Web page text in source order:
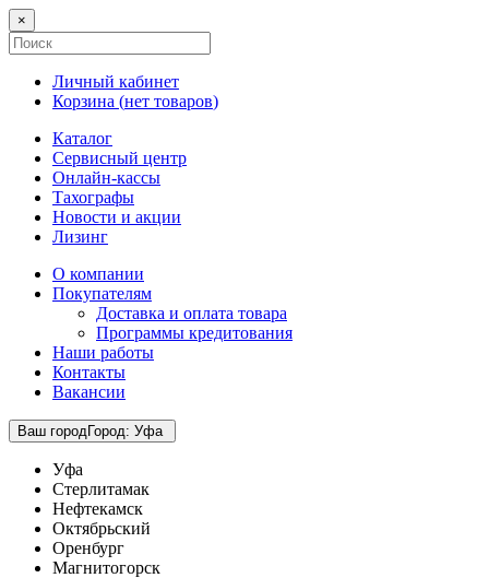
×
Личный кабинет
Корзина (нет товаров)
Каталог
Сервисный центр
Онлайн-кассы
Тахографы
Новости и акции
Лизинг
О компании
Покупателям
Доставка и оплата товара
Программы кредитования
Наши работы
Контакты
Вакансии
Ваш городГород: Уфа
Уфа
Стерлитамак
Нефтекамск
Октябрьский
Оренбург
Магнитогорск